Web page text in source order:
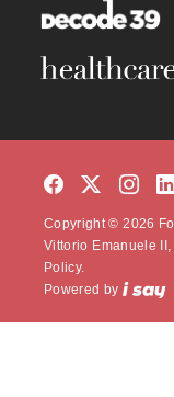
Copyright © 2026
Vittorio Emanuele
Policy.
Powered by